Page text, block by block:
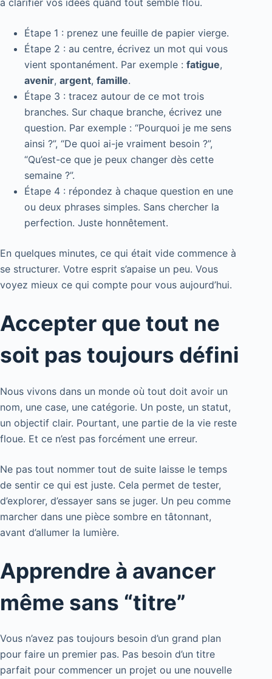
à clarifier vos idées quand tout semble flou.
Étape 1 : prenez une feuille de papier vierge.
Étape 2 : au centre, écrivez un mot qui vous
vient spontanément. Par exemple : fatigue,
avenir, argent, famille.
Étape 3 : tracez autour de ce mot trois
branches. Sur chaque branche, écrivez une
question. Par exemple : “Pourquoi je me sens
ainsi ?”, “De quoi ai-je vraiment besoin ?”,
“Qu’est-ce que je peux changer dès cette
semaine ?”.
Étape 4 : répondez à chaque question en une
ou deux phrases simples. Sans chercher la
perfection. Juste honnêtement.
En quelques minutes, ce qui était vide commence à
se structurer. Votre esprit s’apaise un peu. Vous
voyez mieux ce qui compte pour vous aujourd’hui.
Accepter que tout ne
soit pas toujours défini
Nous vivons dans un monde où tout doit avoir un
nom, une case, une catégorie. Un poste, un statut,
un objectif clair. Pourtant, une partie de la vie reste
floue. Et ce n’est pas forcément une erreur.
Ne pas tout nommer tout de suite laisse le temps
de sentir ce qui est juste. Cela permet de tester,
d’explorer, d’essayer sans se juger. Un peu comme
marcher dans une pièce sombre en tâtonnant,
avant d’allumer la lumière.
Apprendre à avancer
même sans “titre”
Vous n’avez pas toujours besoin d’un grand plan
pour faire un premier pas. Pas besoin d’un titre
parfait pour commencer un projet ou une nouvelle